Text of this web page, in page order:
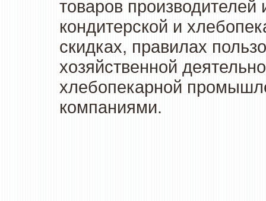
товаров
кондитерской и
скидках, правилах
хозяйственной
хлебопекарной
компаниями.